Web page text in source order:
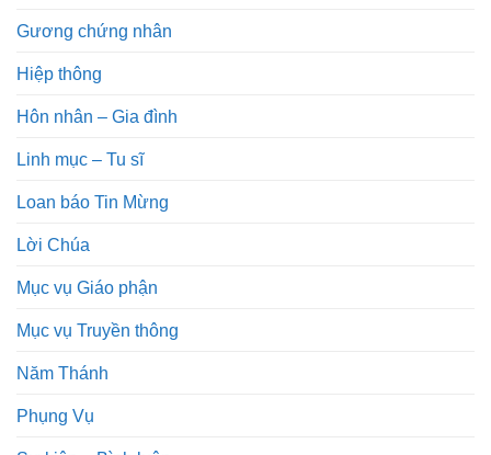
Gương chứng nhân
Hiệp thông
Hôn nhân – Gia đình
Linh mục – Tu sĩ
Loan báo Tin Mừng
Lời Chúa
Mục vụ Giáo phận
Mục vụ Truyền thông
Năm Thánh
Phụng Vụ